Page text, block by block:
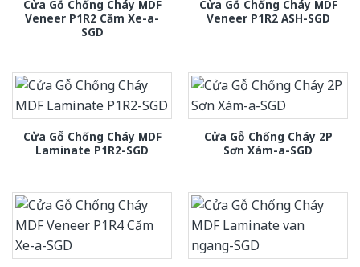
Cửa Gỗ Chống Cháy MDF
Veneer P1R2 Căm Xe-a-
SGD
Cửa Gỗ Chống Cháy MDF
Veneer P1R2 ASH-SGD
Cửa Gỗ Chống Cháy MDF
Laminate P1R2-SGD
Cửa Gỗ Chống Cháy 2P
Sơn Xám-a-SGD